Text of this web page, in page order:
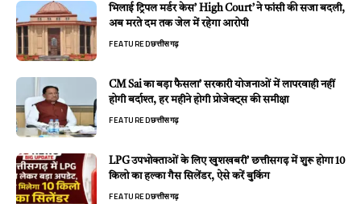
भिलाई ट्रिपल मर्डर केस’ High Court’ ने फांसी की सजा बदली,
अब मरते दम तक जेल में रहेगा आरोपी
FEATUREDछत्तीसगढ़
CM Sai का बड़ा फैसला’ सरकारी योजनाओं में लापरवाही नहीं
होगी बर्दाश्त, हर महीने होगी प्रोजेक्ट्स की समीक्षा
FEATUREDछत्तीसगढ़
LPG उपभोक्ताओं के लिए खुशखबरी’ छत्तीसगढ़ में शुरू होगा 10
किलो का हल्का गैस सिलेंडर, ऐसे करें बुकिंग
FEATUREDछत्तीसगढ़